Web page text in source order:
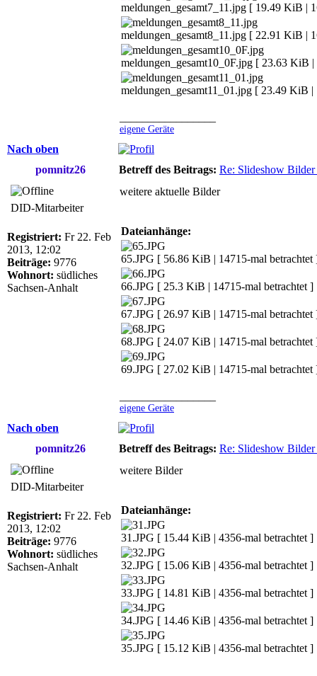
meldungen_gesamt7_11.jpg [ 19.49 KiB |
meldungen_gesamt8_11.jpg [ 22.91 KiB |
meldungen_gesamt10_0F.jpg [ 23.63 KiB
meldungen_gesamt11_01.jpg [ 23.49 KiB |
eigene Geräte
Nach oben
pomnitz26
Betreff des Beitrags: Re: Slideshow
DID-Mitarbeiter
Registriert: Fr 22. Feb
2013, 12:02
Beiträge: 9776
Wohnort: südliches
Sachsen-Anhalt
weitere aktuelle Bilder
Dateianhänge:
65.JPG [ 56.86 KiB | 14715-mal betrachtet
66.JPG [ 25.3 KiB | 14715-mal betrachtet ]
67.JPG [ 26.97 KiB | 14715-mal betrachtet
68.JPG [ 24.07 KiB | 14715-mal betrachtet
69.JPG [ 27.02 KiB | 14715-mal betrachtet
eigene Geräte
Nach oben
pomnitz26
Betreff des Beitrags: Re: Slideshow
DID-Mitarbeiter
Registriert: Fr 22. Feb
2013, 12:02
Beiträge: 9776
Wohnort: südliches
Sachsen-Anhalt
weitere Bilder
Dateianhänge:
31.JPG [ 15.44 KiB | 4356-mal betrachtet ]
32.JPG [ 15.06 KiB | 4356-mal betrachtet ]
33.JPG [ 14.81 KiB | 4356-mal betrachtet ]
34.JPG [ 14.46 KiB | 4356-mal betrachtet ]
35.JPG [ 15.12 KiB | 4356-mal betrachtet ]